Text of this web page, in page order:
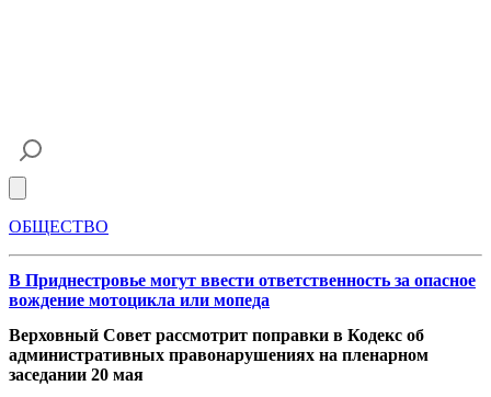
ОБЩЕСТВО
В Приднестровье могут ввести ответственность за опасное
вождение мотоцикла или мопеда
Верховный Совет рассмотрит поправки в Кодекс об
административных правонарушениях на пленарном
заседании 20 мая